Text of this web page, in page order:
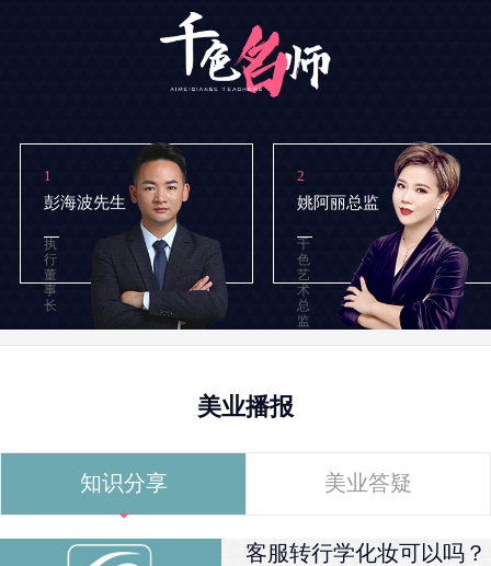
1
彭海波先生
执
行
董
事
长
2
姚阿丽总监
千
色
艺
术
总
监
美业播报
知识分享 美业答疑
客服转行学化妆可以吗？